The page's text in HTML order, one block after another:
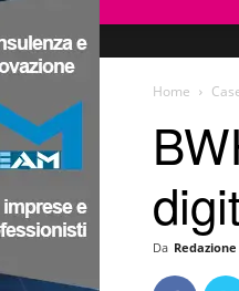
Home
Da